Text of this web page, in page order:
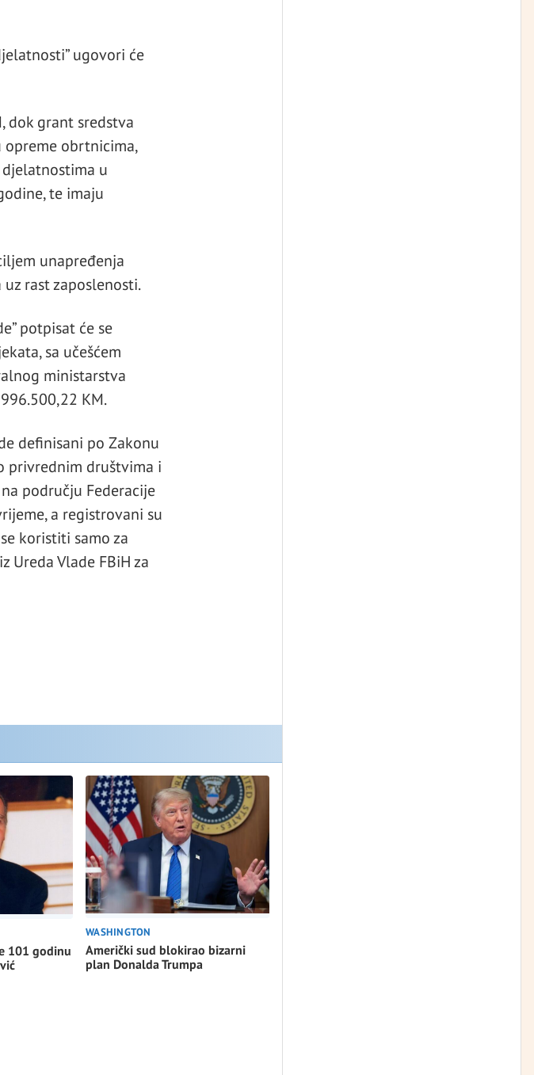
ugovori će
dok grant sredstva
opreme obrtnicima,
u
te imaju
unapređenja
rast zaposlenosti.
potpisat će se
sa učešćem
ministarstva
KM.
definisani po Zakonu
privrednim društvima i
području Federacije
a registrovani su
koristiti samo za
Ureda Vlade FBiH za
101 godinu
WASHINGTON
Američki sud blokirao bizarni
plan Donalda Trumpa